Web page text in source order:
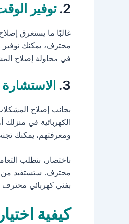
2. توفير
غالبًا ما يستغرق
محترف، يمكنك توفير
في محاولة إصلاح
3. الاستشارة
بجانب إصلاح
الكهربائية في
ومعرفتهم، يمكنك
باختصار، يتطلب
محترف. ستستفيد من
بفني كهربائي محترف
كيفية